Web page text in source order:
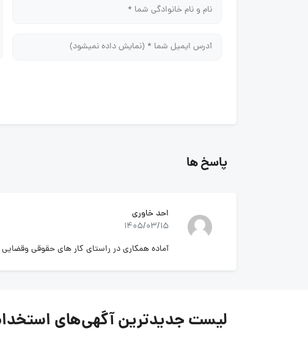
پاسخ ها
احد خاوری
1405/03/15
آماده همکاری در راستای کار های حقوقی
لیست جدیدترین آگهی‌های استخدام گروه